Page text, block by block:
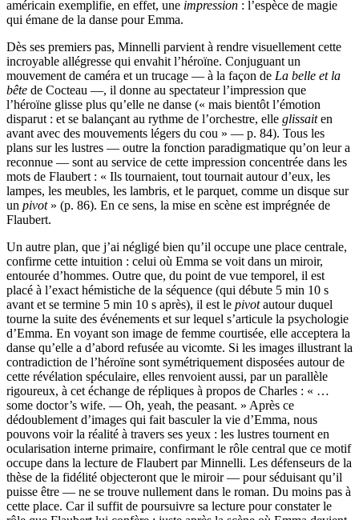
américain exemplifie, en effet, une impression : l’espèce de magie
qui émane de la danse pour Emma.
Dès ses premiers pas, Minnelli parvient à rendre visuellement cette
incroyable allégresse qui envahit l’héroïne. Conjuguant un
mouvement de caméra et un trucage — à la façon de La belle et la
bête de Cocteau —, il donne au spectateur l’impression que
l’héroïne glisse plus qu’elle ne danse (« mais bientôt l’émotion
disparut : et se balançant au rythme de l’orchestre, elle glissaiten
avant avec des mouvements légers du cou » — p. 84). Tous les
plans sur les lustres — outre la fonction paradigmatique qu’on leur a
reconnue — sont au service de cette impression concentrée dans les
mots de Flaubert : « Ils tournaient, tout tournait autour d’eux, les
lampes, les meubles, les lambris, et le parquet, comme un disque sur
un pivot» (p. 86). En ce sens, la mise en scène est imprégnée de
Flaubert.
Un autre plan, que j’ai négligé bien qu’il occupe une place centrale,
confirme cette intuition : celui où Emma se voit dans un miroir,
entourée d’hommes. Outre que, du point de vue temporel, il est
placé à l’exact hémistiche de la séquence (qui débute 5 min 10 s
avant et se termine 5 min 10 s après), il est le pivotautour duquel
tourne la suite des événements et sur lequel s’articule la psychologie
d’Emma. En voyant son image de femme courtisée, elle acceptera la
danse qu’elle a d’abord refusée au vicomte. Si les images illustrant la
contradiction de l’héroïne sont symétriquement disposées autour de
cette révélation spéculaire, elles renvoient aussi, par un parallèle
rigoureux, à cet échange de répliques à propos de Charles : « …
some doctor’s wife. — Oh, yeah, the peasant. » Après ce
dédoublement d’images qui fait basculer la vie d’Emma, nous
pouvons voir la réalité à travers ses yeux : les lustres tournent en
ocularisation interne primaire, confirmant le rôle central que ce motif
occupe dans la lecture de Flaubert par Minnelli. Les défenseurs de la
thèse de la fidélité objecteront que le miroir — pour séduisant qu’il
puisse être — ne se trouve nullement dans le roman. Du moins pas à
cette place. Car il suffit de poursuivre sa lecture pour constater le